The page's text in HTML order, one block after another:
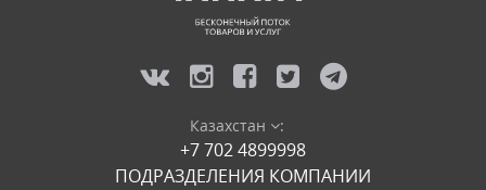
Казахстан :
+7 702 4899998
ПОДРАЗДЕЛЕНИЯ КОМПАНИИ